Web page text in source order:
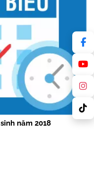
năm 2018